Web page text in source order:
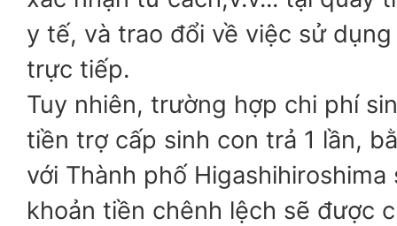
y tế, và trao đổi về việc sử
trực tiếp.
Tuy nhiên, trường hợp chi phí
tiền trợ cấp sinh con trả 1 lần,
với Thành phố
khoản tiền chênh lệch sẽ được